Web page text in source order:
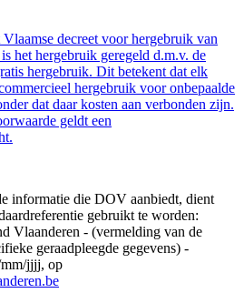
decreet voor hergebruik van
het hergebruik geregeld d.m.v. de
hergebruik. Dit betekent dat elk
hergebruik voor onbepaalde
dat daar kosten aan verbonden zijn.
geldt een
informatie die DOV aanbiedt, dient
gebruikt te worden:
Vlaanderen - (vermelding van de
geraadpleegde gegevens) -
mm/jjjj, op